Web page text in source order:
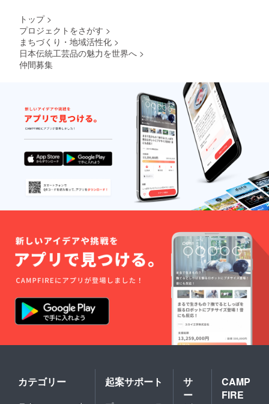
トップ >
プロジェクトをさがす >
まちづくり・地域活性化 >
日本伝統工芸品の魅力を世界へ >
仲間募集
カテゴリー 起案サポート
サ
ー
CAMP
FIRE